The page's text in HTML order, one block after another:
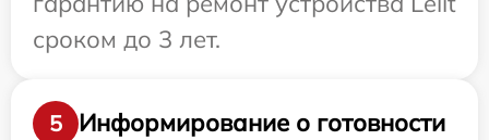
сроком до 3 лет.
5
Информирование о готовности